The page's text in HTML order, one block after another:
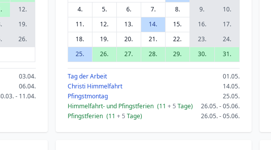
12.
19.
26.
03.04.
06.04.
- 11.04.
4.
5. 6. 7. 8. 9.
10.
11.
12. 13. 14. 15. 16.
17.
18.
19. 20. 21. 22. 23.
24.
25.
26. 27. 28. 29. 30. 31.
Tag der Arbeit
01.05.
Christi Himmelfahrt
14.05.
Pfingstmontag
25.05.
Himmelfahrt- und Pfingstferien (11 + 5 Tage)
26.05. - 05.06.
Pfingstferien (11 + 5 Tage) 26.05. - 05.06.